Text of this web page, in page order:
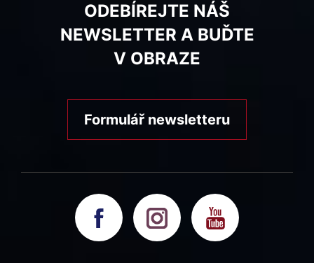
ODEBÍREJTE NÁŠ
NEWSLETTER A BUĎTE
V OBRAZE
Formulář newsletteru